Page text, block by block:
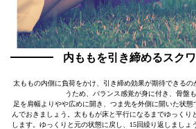
内ももを引き締めるスク
太ももの内側に負荷をかけ、引き締め効果が期待できる
うため、バランス感覚が身に付き、骨盤
足を肩幅よりやや広めに開き、つま先を外側に開いた状
んでおきましょう。太ももが床と平行になるまでゆっくり
します。ゆっくりと元の状態に戻し、15回繰り返しましょ